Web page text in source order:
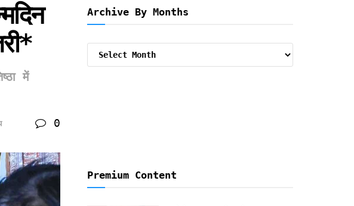
में
0
Archive By Months
Premium Content